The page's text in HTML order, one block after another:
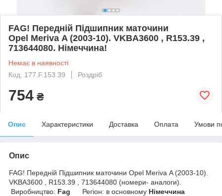
FAG! Передній Підшипник маточини
Opel Meriva A (2003-10). VKBA3600 , R153.39 ,
713644080. Німеччина!
Немає в наявності
Код: 177.F.153.39
Роздріб
754 ₴
Опис Характеристики Доставка Оплата Умови
Опис
FAG! Передній Підшипник маточини Opel Meriva A (2003-10).
VKBA3600 , R153.39 , 713644080 (номери- аналоги).
Виробництво: Fag Регіон: в основному Німеччина